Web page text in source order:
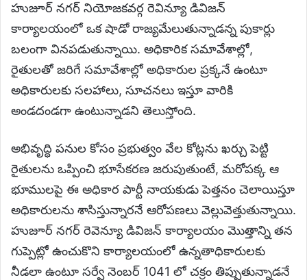
హుజూర్ నగర్ నియోజకవర్గ రెవిన్యూ డివిజన్
కార్యాలయంలో ఒక షాడో రాజ్యమేలుతున్నాడన్న పుకార్లు
బలంగా వినపడుతున్నాయి. అధికారిక సమావేశాల్లో,
రైతులతో జరిగే సమావేశాల్లో అధికారుల ప్రక్కనే ఉంటూ
అధికారులకు సలహాలు, సూచనలు ఇస్తూ వారికి
అండదండగా ఉంటున్నాడని తెలుస్తోంది.
అభివృద్ధి పనుల కోసం ప్రభుత్వం వేల కోట్లను ఖర్చు పెట్టి
రైతులను ఒప్పించి భూసేకరణ జరుపుతుంటే, మరోపక్క ఆ
భూములపై ఈ అధికార పార్టీ నాయకుడు పెత్తనం చెలాయిస్తూ
అధికారులను శాసిస్తున్నారనే ఆరోపణలు వెల్లువెత్తుతున్నాయి.
హుజూర్ నగర్ రెవెన్యూ డివిజన్ కార్యాలయం మొత్తాన్ని తన
గుప్పెట్లో ఉంచుకొని కార్యాలయంలో ఉన్నతాధికారులకు
నీడలా ఉంటూ సర్వే నెంబర్ 1041 లో చక్రం తిప్పుతున్నాడనే